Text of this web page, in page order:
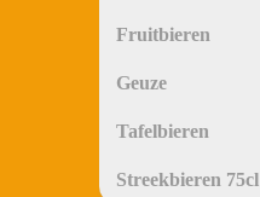
Fruitbieren
Geuze
Tafelbieren
Streekbieren 75cl